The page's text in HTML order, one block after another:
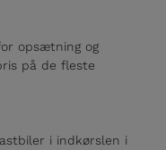
opsætning og
på de fleste
i indkørslen i